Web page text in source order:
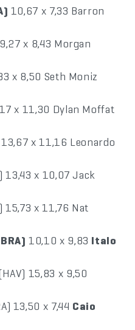
10,67 x 7,33 Barron
9,27 x 8,43 Morgan
x 8,50 Seth Moniz
x 11,30 Dylan Moffat
x 11,16 Leonardo
13,43 x 10,07 Jack
15,73 x 11,76 Nat
10,10 x 9,83 Italo
15,83 x 9,50
13,50 x 7,44 Caio